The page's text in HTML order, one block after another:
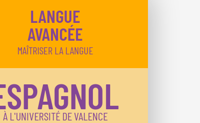
LANGUE
AVANCÉE
MAÎTRISER LA LANGUE
À L'UNIVERSITÉ DE VALENCE